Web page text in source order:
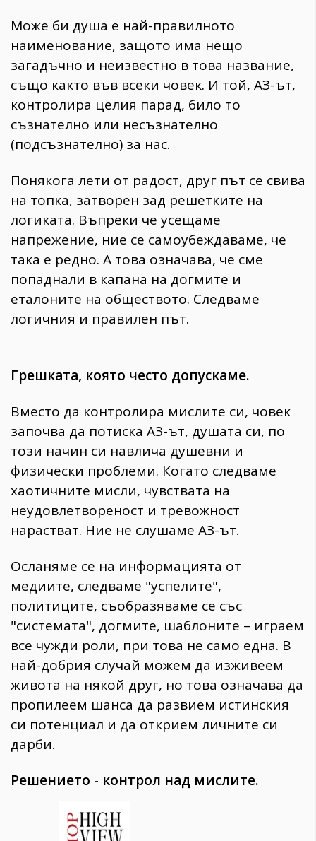
Може би душа е най-правилното
наименование, защото има нещо
загадъчно и неизвестно в това название,
също както във всеки човек. И той, АЗ-ът,
контролира целия парад, било то
съзнателно или несъзнателно
(подсъзнателно) за нас.
Понякога лети от радост, друг път се свива
на топка, затворен зад решетките на
логиката. Въпреки че усещаме
напрежение, ние се самоубеждаваме, че
така е редно. А това означава, че сме
попаднали в капана на догмите и
еталоните на обществото. Следваме
логичния и правилен път.
Грешката, която често допускаме.
Вместо да контролира мислите си, човек
започва да потиска АЗ-ът, душата си, по
този начин си навлича душевни и
физически проблеми. Когато следваме
хаотичните мисли, чувствата на
неудовлетвореност и тревожност
нарастват. Ние не слушаме АЗ-ът.
Осланяме се на информацията от
медиите, следваме "успелите",
политиците, съобразяваме се със
"системата", догмите, шаблоните – играем
все чужди роли, при това не само една. В
най-добрия случай можем да изживеем
живота на някой друг, но това означава да
пропилеем шансa да развием истинския
си потенциал и да открием личните си
дарби.
Решението - контрол над мислите.